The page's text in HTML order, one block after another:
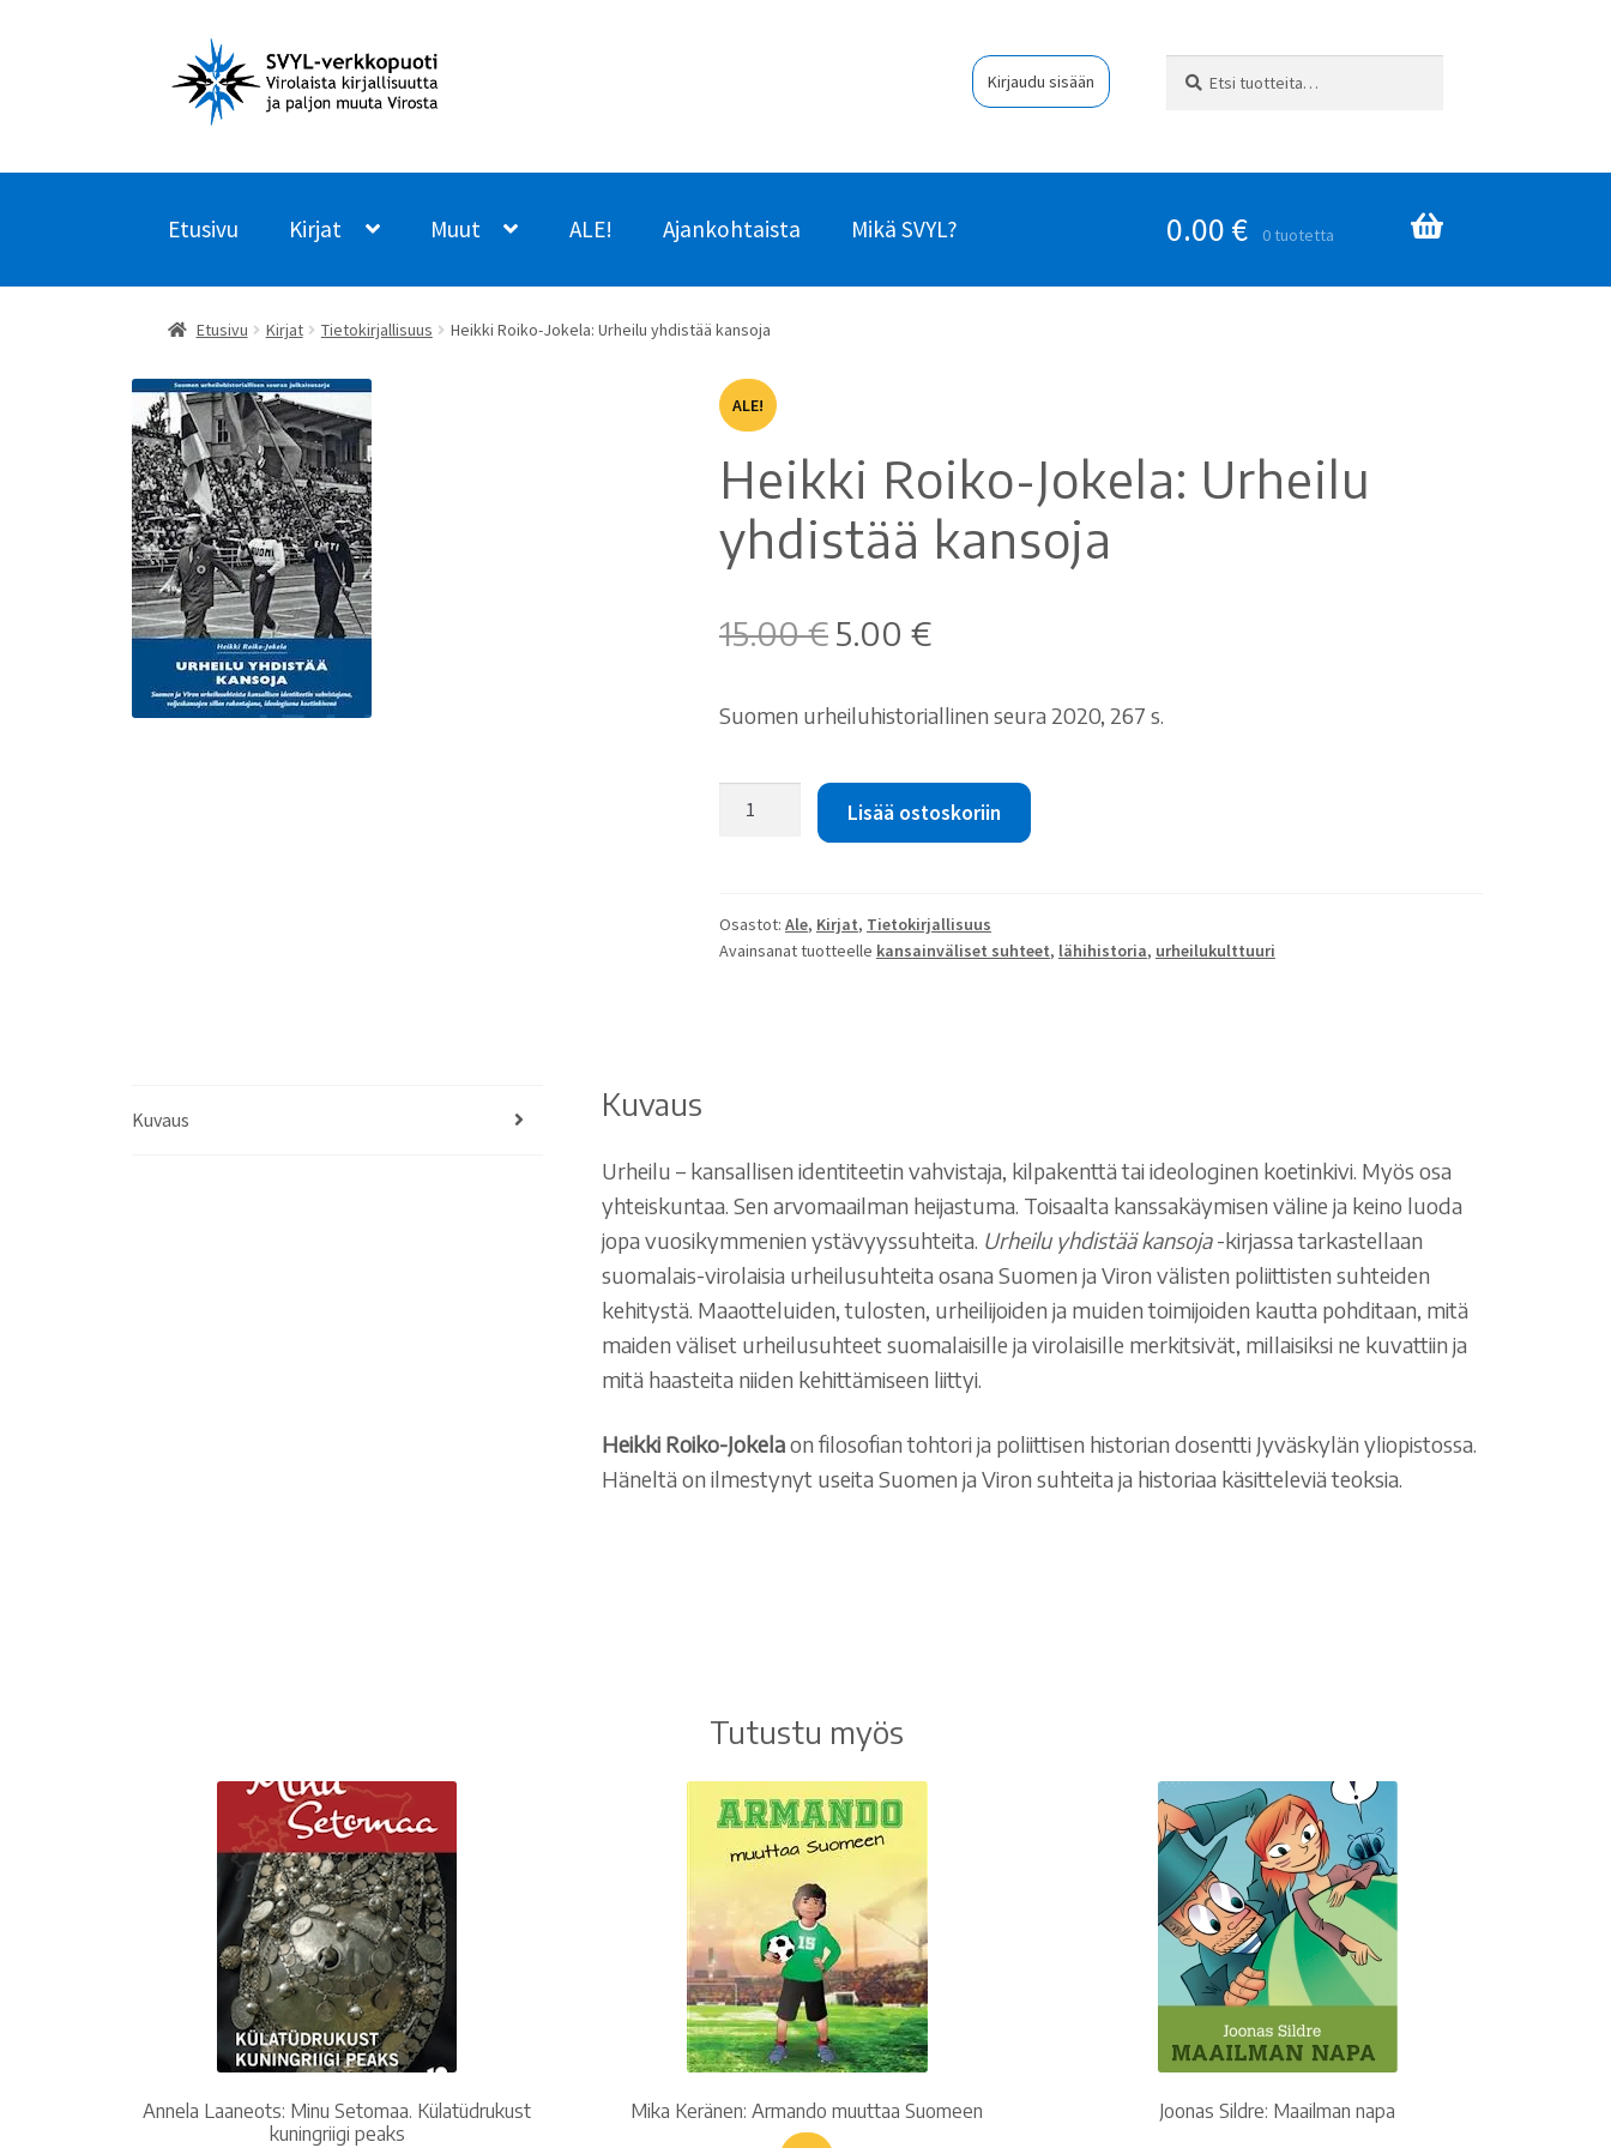
Siirry
navigointiin
Siirry
sisältöön
Kirjaudu sisään
Etusivu Kirjat Muut ALE! Ajankohtaista Mikä SVYL? 0.00 € 0 tuotetta
Etusivu Kirjat Tietokirjallisuus Heikki Roiko-Jokela: Urheilu yhdistää kansoja
ALE!
Heikki Roiko-Jokela: Urheilu
yhdistää kansoja
15.00€ Alkuperäinen
oli:
5.00 €Nykyinen
on:
Suomen urheiluhistoriallinen seura 2020, 267 s.
yhdistää
kansoja
Lisää ostoskoriin
Osastot: Ale, Kirjat, Tietokirjallisuus
Avainsanat tuotteelle kansainväliset suhteet, lähihistoria, urheilukulttuuri
Kuvaus Kuvaus
Urheilu – kansallisen identiteetin vahvistaja, kilpakenttä tai ideologinen koetinkivi. Myös osa
yhteiskuntaa. Sen arvomaailman heijastuma. Toisaalta kanssakäymisen väline ja keino luoda
jopa vuosikymmenien ystävyyssuhteita. Urheilu yhdistää kansoja-kirjassa tarkastellaan
suomalais-virolaisia urheilusuhteita osana Suomen ja Viron välisten poliittisten suhteiden
kehitystä. Maaotteluiden, tulosten, urheilijoiden ja muiden toimijoiden kautta pohditaan, mitä
maiden väliset urheilusuhteet suomalaisille ja virolaisille merkitsivät, millaisiksi ne kuvattiin ja
mitä haasteita niiden kehittämiseen liittyi.
Heikki Roiko-Jokelaon filosofian tohtori ja poliittisen historian dosentti Jyväskylän yliopistossa.
Häneltä on ilmestynyt useita Suomen ja Viron suhteita ja historiaa käsitteleviä teoksia.
Tutustu myös
Annela Laaneots: Minu Setomaa. Külatüdrukust
kuningriigi peaks
Mika Keränen: Armando muuttaa Suomeen Joonas Sildre: Maailman napa